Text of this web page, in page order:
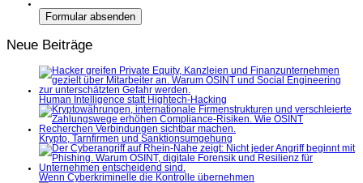
Neue Beiträge
Human Intelligence statt Hightech-Hacking
Krypto, Tarnfirmen und Sanktionsumgehung
Wenn Cyberkriminelle die Kontrolle übernehmen